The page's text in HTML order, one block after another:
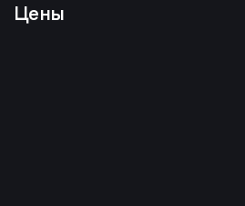
Цены